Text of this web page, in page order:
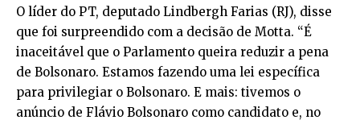
O líder do PT, deputado Lindbergh Farias (RJ), disse
que foi surpreendido com a decisão de Motta. “É
inaceitável que o Parlamento queira reduzir a pena
de Bolsonaro. Estamos fazendo uma lei específica
para privilegiar o Bolsonaro. E mais: tivemos o
anúncio de Flávio Bolsonaro como candidato e, no